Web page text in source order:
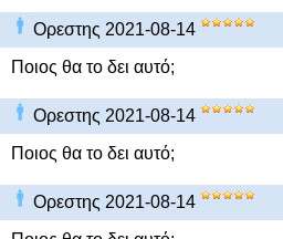
Ορεστης 2021-08-14
Ποιος θα το δει αυτό;
Ορεστης 2021-08-14
Ποιος θα το δει αυτό;
Ορεστης 2021-08-14